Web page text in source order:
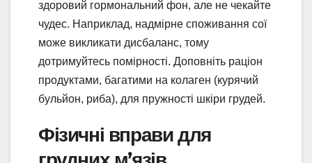
здоровий гормональний фон, але не чекайте
чудес. Наприклад, надмірне споживання сої
може викликати дисбаланс, тому
дотримуйтесь помірності. Доповніть раціон
продуктами, багатими на колаген (курячий
бульйон, риба), для пружності шкіри грудей.
Фізичні вправи для